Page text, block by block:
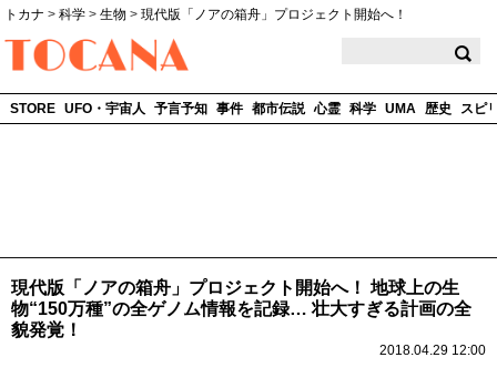
トカナ > 科学 > 生物 > 現代版「ノアの箱舟」プロジェクト開始へ！
STORE UFO・宇宙人 予言予知 事件 都市伝説 心霊 科学 UMA 歴史 スピ
現代版「ノアの箱舟」プロジェクト開始へ！ 地球上の生
物“150万種”の全ゲノム情報を記録… 壮大すぎる計画の全
貌発覚！
2018.04.29 12:00